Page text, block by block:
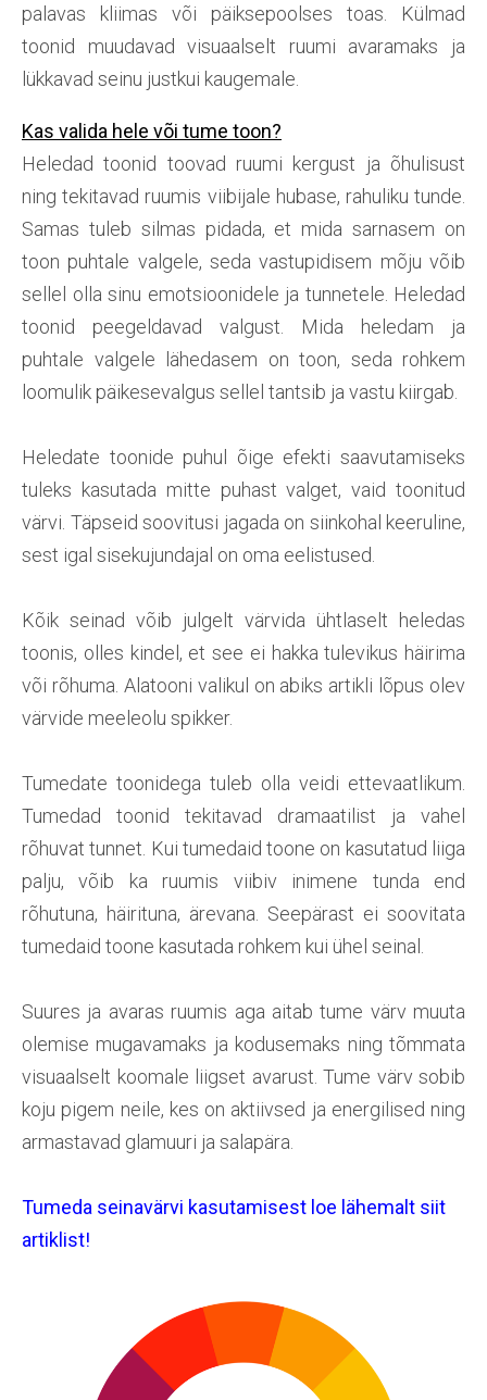
palavas kliimas või päiksepoolses toas. Külmad
toonid muudavad visuaalselt ruumi avaramaks ja
lükkavad seinu justkui kaugemale.
Kas valida hele või tume toon?
Heledad toonid toovad ruumi kergust ja õhulisust
ning tekitavad ruumis viibijale hubase, rahuliku tunde.
Samas tuleb silmas pidada, et mida sarnasem on
toon puhtale valgele, seda vastupidisem mõju võib
sellel olla sinu emotsioonidele ja tunnetele. Heledad
toonid peegeldavad valgust. Mida heledam ja
puhtale valgele lähedasem on toon, seda rohkem
loomulik päikesevalgus sellel tantsib ja vastu kiirgab.
Heledate toonide puhul õige efekti saavutamiseks
tuleks kasutada mitte puhast valget, vaid toonitud
värvi. Täpseid soovitusi jagada on siinkohal keeruline,
sest igal sisekujundajal on oma eelistused.
Kõik seinad võib julgelt värvida ühtlaselt heledas
toonis, olles kindel, et see ei hakka tulevikus häirima
või rõhuma. Alatooni valikul on abiks artikli lõpus olev
värvide meeleolu spikker.
Tumedate toonidega tuleb olla veidi ettevaatlikum.
Tumedad toonid tekitavad dramaatilist ja vahel
rõhuvat tunnet. Kui tumedaid toone on kasutatud liiga
palju, võib ka ruumis viibiv inimene tunda end
rõhutuna, häirituna, ärevana. Seepärast ei soovitata
tumedaid toone kasutada rohkem kui ühel seinal.
Suures ja avaras ruumis aga aitab tume värv muuta
olemise mugavamaks ja kodusemaks ning tõmmata
visuaalselt koomale liigset avarust. Tume värv sobib
koju pigem neile, kes on aktiivsed ja energilised ning
armastavad glamuuri ja salapära.
Tumeda seinavärvi kasutamisest loe lähemalt siit
artiklist!